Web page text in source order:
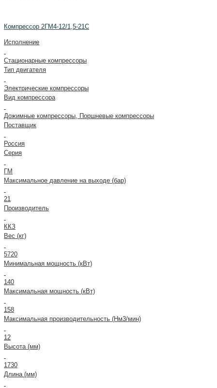
Компрессор 2ГМ4-12/1,5-21С
Исполнение
Стационарные компрессоры
Тип двигателя
Электрические компрессоры
Вид компрессора
Дожимные компрессоры, Поршневые компрессоры
Поставщик
Россия
Серия
ГМ
Максимальное давление на выходе (бар)
21
Производитель
ККЗ
Вес (кг)
5720
Минимальная мощность (кВт)
140
Максимальная мощность (кВт)
158
Максимальная производительность (Нм3/мин)
12
Высота (мм)
1730
Длина (мм)